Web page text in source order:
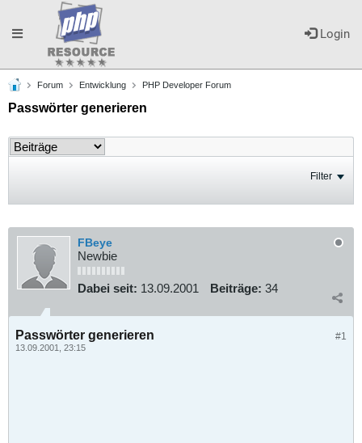
Login
Toggle
navigation
Forum Entwicklung PHP Developer Forum
Passwörter generieren
Filter
FBeye
Newbie
Dabei seit: 13.09.2001 Beiträge: 34
#1
Passwörter generieren
13.09.2001, 23:15